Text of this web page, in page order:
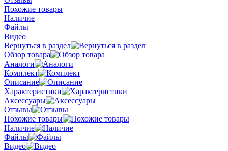
Похожие товары
Наличие
Файлы
Видео
Вернуться в раздел
Обзор товара
Аналоги
Комплект
Описание
Характеристики
Аксессуары
Отзывы
Похожие товары
Наличие
Файлы
Видео